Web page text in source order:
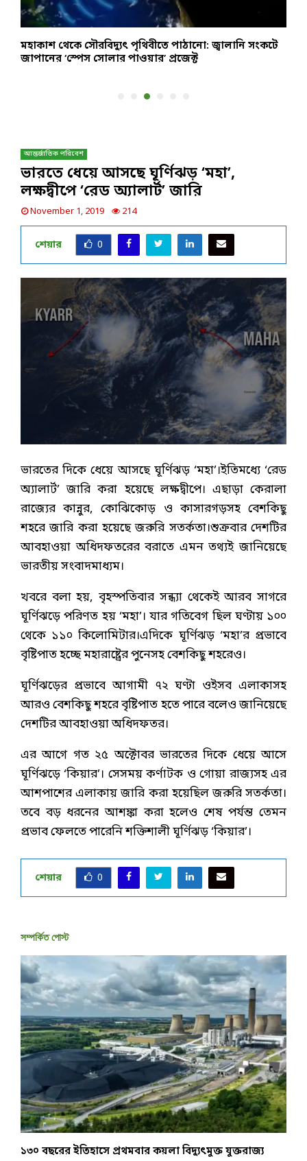
মহাকাশ থেকে সৌরবিদ্যুৎ পৃথিবীতে পাঠানো: জ্বালানি সংকটে
জাপানের ‘স্পেস সোলার পাওয়ার’ প্রজেক্ট
আন্তর্জাতিক পরিবেশ
ভারতে ধেয়ে আসছে ঘূর্ণিঝড় ‘মহা’,
লক্ষদ্বীপে ‘রেড অ্যালার্ট’ জারি
November 1, 2019 214
শেয়ার 0
ভারতের দিকে ধেয়ে আসছে ঘূর্ণিঝড় ‘মহা’।ইতিমধ্যে ‘রেড
অ্যালার্ট’ জারি করা হয়েছে লক্ষদ্বীপে। এছাড়া কেরালা
রাজ্যের কান্নুর, কোঝিকোড় ও কাসারগড়সহ বেশকিছু
শহরে জারি করা হয়েছে জরুরি সতর্কতা।শুক্রবার দেশটির
আবহাওয়া অধিদফতরের বরাতে এমন তথ্যই জানিয়েছে
ভারতীয় সংবাদমাধ্যম।
খবরে বলা হয়, বৃহস্পতিবার সন্ধ্যা থেকেই আরব সাগরে
ঘূর্ণিঝড়ে পরিণত হয় ‘মহা’। যার গতিবেগ ছিল ঘণ্টায় ১০০
থেকে ১১০ কিলোমিটার।এদিকে ঘূর্ণিঝড় ‘মহা’র প্রভাবে
বৃষ্টিপাত হচ্ছে মহারাষ্ট্রের পুনেসহ বেশকিছু শহরেও।
ঘূর্ণিঝড়ের প্রভাবে আগামী ৭২ ঘণ্টা ওইসব এলাকাসহ
আরও বেশকিছু শহরে বৃষ্টিপাত হতে পারে বলেও জানিয়েছে
দেশটির আবহাওয়া অধিদফতর।
এর আগে গত ২৫ অক্টোবর ভারতের দিকে ধেয়ে আসে
ঘূর্ণিঝড়ে ‘কিয়ার’। সেসময় কর্ণাটক ও গোয়া রাজ্যসহ এর
আশপাশের এলাকায় জারি করা হয়েছিল জরুরি সতর্কতা।
তবে বড় ধরনের আশঙ্কা করা হলেও শেষ পর্যন্ত তেমন
প্রভাব ফেলতে পারেনি শক্তিশালী ঘূর্ণিঝড় ‘কিয়ার’।
শেয়ার 0
সম্পর্কিত পোস্ট
১৩০ বছরের ইতিহাসে প্রথমবার কয়লা বিদ্যুৎমুক্ত যুক্তরাজ্য